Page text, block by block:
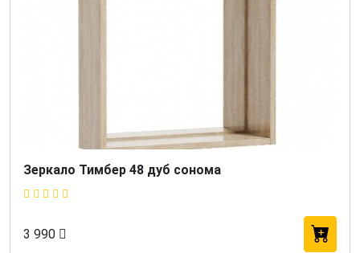
Зеркало Тимбер 48 дуб сонома
3 990